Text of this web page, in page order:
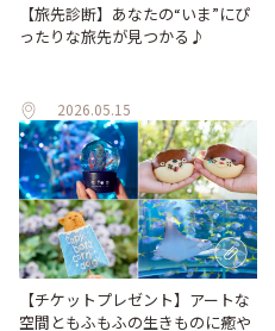
【旅先診断】あなたの“いま”にぴ
ったりな旅先が見つかる♪
2026.05.15
【チケットプレゼント】アートな
空間ともふもふの生きものに癒や